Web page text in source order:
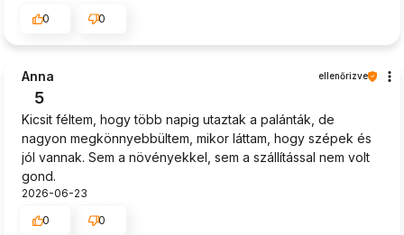
0
0
Anna ellenőrizve
5
Kicsit féltem, hogy több napig utaztak a palánták, de
nagyon megkönnyebbültem, mikor láttam, hogy szépek és
jól vannak. Sem a növényekkel, sem a szállítással nem volt
gond.
2026-06-23
0
0